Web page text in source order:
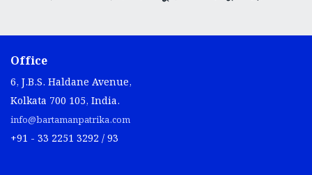
Office
6, J.B.S. Haldane Avenue,
Kolkata 700 105, India.
info@bartamanpatrika.com
+91 - 33 2251 3292 / 93